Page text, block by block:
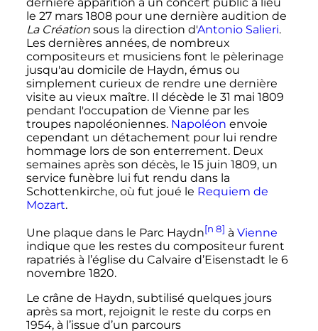
le 27 mars 1808pour une dernière audition de
La Créationsous la direction d'Antonio Salieri.
Les dernières années, de nombreux
compositeurs et musiciens font le pèlerinage
jusqu'au domicile de Haydn, émus ou
simplement curieux de rendre une dernière
visite au vieux maître. Il décède le 31 mai 1809
pendant l'occupation de Vienne par les
troupes napoléoniennes. Napoléon envoie
cependant un détachement pour lui rendre
hommage lors de son enterrement. Deux
semaines après son décès, le 15 juin 1809, un
service funèbre lui fut rendu dans la
Schottenkirche, où fut joué le Requiem de
Mozart.
Une plaque dans le Parc Haydn[n 8] à Vienne
indique que les restes du compositeur furent
rapatriés à l’église du Calvaire d’Eisenstadt le 6
novembre 1820.
Le crâne de Haydn, subtilisé quelques jours
après sa mort, rejoignit le reste du corps en
1954, à l’issue d’un parcours